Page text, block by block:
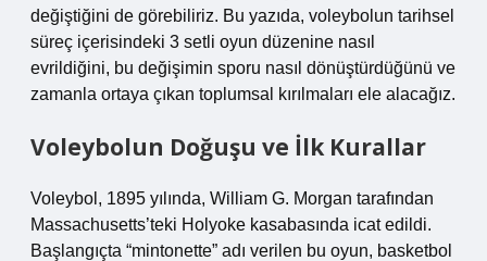
değiştiğini de görebiliriz. Bu yazıda, voleybolun tarihsel
süreç içerisindeki 3 setli oyun düzenine nasıl
evrildiğini, bu değişimin sporu nasıl dönüştürdüğünü ve
zamanla ortaya çıkan toplumsal kırılmaları ele alacağız.
Voleybolun Doğuşu ve İlk Kurallar
Voleybol, 1895 yılında, William G. Morgan tarafından
Massachusetts’teki Holyoke kasabasında icat edildi.
Başlangıçta “mintonette” adı verilen bu oyun, basketbol